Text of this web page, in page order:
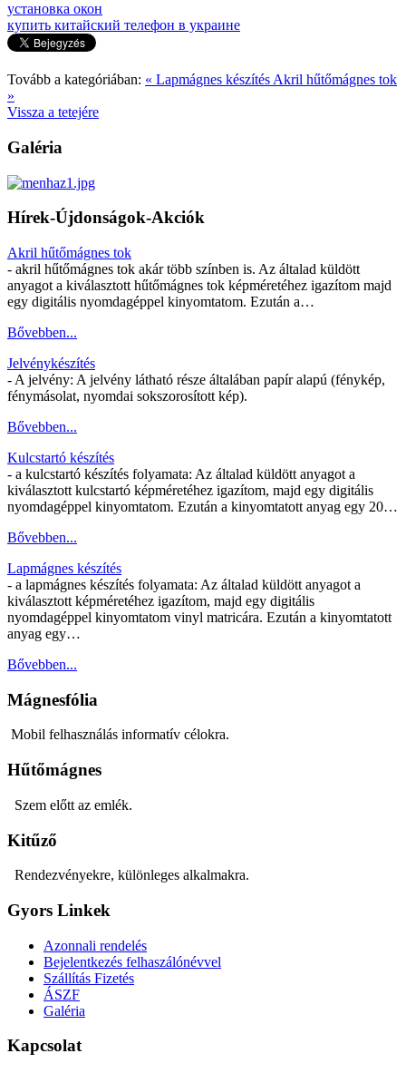
установка окон
купить китайский телефон в украине
Tovább a kategóriában: « Lapmágnes készítés Akril hűtőmágnes tok
»
Vissza a tetejére
Galéria
Hírek-Újdonságok-Akciók
Akril hűtőmágnes tok
- akril hűtőmágnes tok akár több színben is. Az általad küldött
anyagot a kiválasztott hűtőmágnes tok képméretéhez igazítom majd
egy digitális nyomdagéppel kinyomtatom. Ezután a…
Bővebben...
Jelvénykészítés
- A jelvény: A jelvény látható része általában papír alapú (fénykép,
fénymásolat, nyomdai sokszorosított kép).
Bővebben...
Kulcstartó készítés
- a kulcstartó készítés folyamata: Az általad küldött anyagot a
kiválasztott kulcstartó képméretéhez igazítom, majd egy digitális
nyomdagéppel kinyomtatom. Ezután a kinyomtatott anyag egy 20…
Bővebben...
Lapmágnes készítés
- a lapmágnes készítés folyamata: Az általad küldött anyagot a
kiválasztott képméretéhez igazítom, majd egy digitális
nyomdagéppel kinyomtatom vinyl matricára. Ezután a kinyomtatott
anyag egy…
Bővebben...
Mágnesfólia
Mobil felhasználás informatív célokra.
Hűtőmágnes
Szem előtt az emlék.
Kitűző
Rendezvényekre, különleges alkalmakra.
Gyors Linkek
Azonnali rendelés
Bejelentkezés felhaszálónévvel
Szállítás Fizetés
ÁSZF
Galéria
Kapcsolat